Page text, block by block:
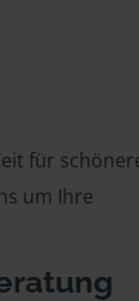
für
um Ihre